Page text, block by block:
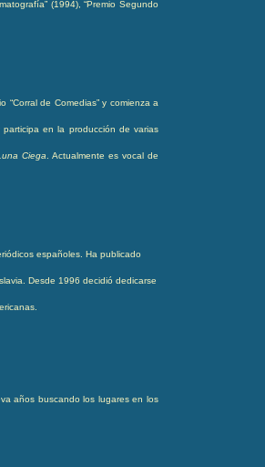
(1994), “Premio Segundo
de Comedias” y comienza a
en la producción de varias
Ciega. Actualmente es vocal de
españoles. Ha publicado
Desde 1996 decidió dedicarse
años buscando los lugares en los